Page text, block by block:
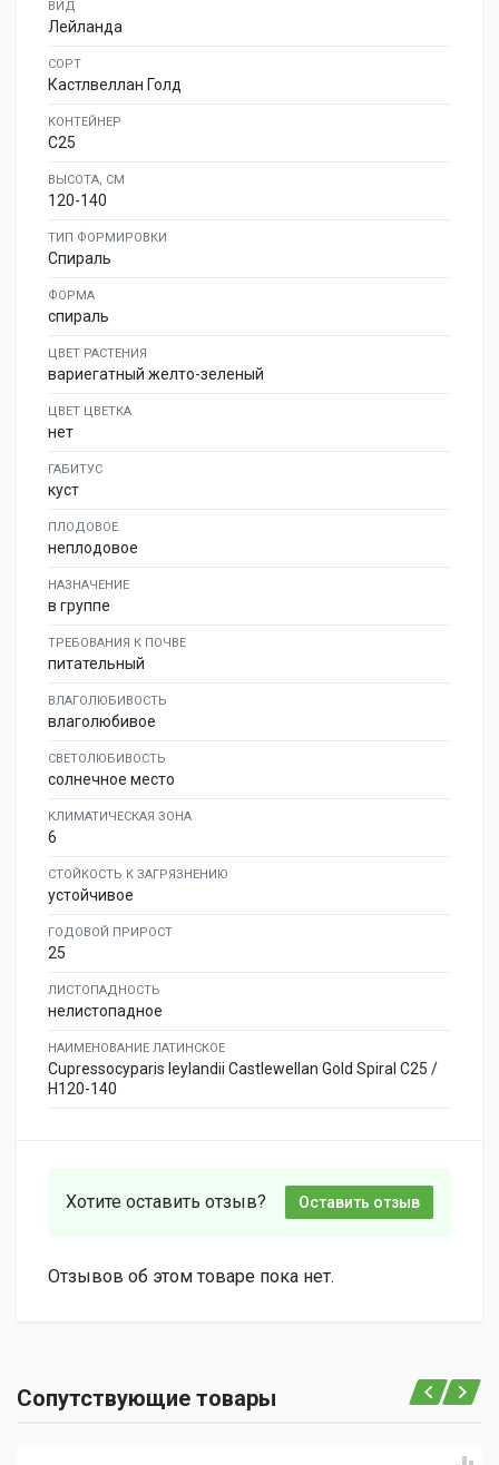
ВИД
Лейланда
СОРТ
Кастлвеллан Голд
КОНТЕЙНЕР
C25
ВЫСОТА, СМ
120-140
ТИП ФОРМИРОВКИ
Спираль
ФОРМА
спираль
ЦВЕТ РАСТЕНИЯ
вариегатный желто-зеленый
ЦВЕТ ЦВЕТКА
нет
ГАБИТУС
куст
ПЛОДОВОЕ
неплодовое
НАЗНАЧЕНИЕ
в группе
ТРЕБОВАНИЯ К ПОЧВЕ
питательный
ВЛАГОЛЮБИВОСТЬ
влаголюбивое
СВЕТОЛЮБИВОСТЬ
солнечное место
КЛИМАТИЧЕСКАЯ ЗОНА
6
СТОЙКОСТЬ К ЗАГРЯЗНЕНИЮ
устойчивое
ГОДОВОЙ ПРИРОСТ
25
ЛИСТОПАДНОСТЬ
нелистопадное
НАИМЕНОВАНИЕ ЛАТИНСКОЕ
Cupressocyparis leylandii Castlewellan Gold Spiral C25 /
H120-140
Хотите оставить отзыв? Оставить отзыв
Отзывов об этом товаре пока нет.
Сопутствующие товары